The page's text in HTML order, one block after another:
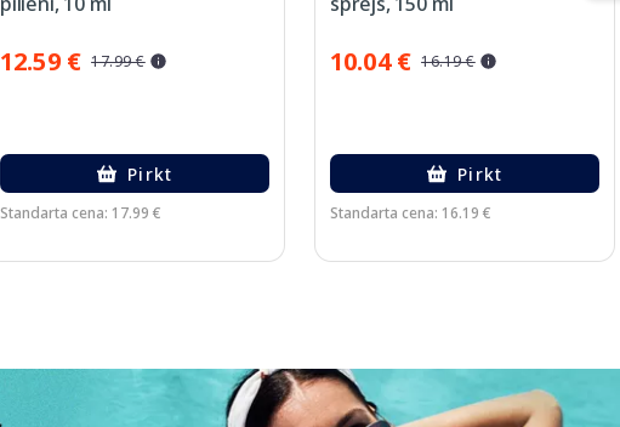
12.59 € 17.99 €
Pirkt
Standarta cena: 17.99 €
10.04 € 16.19 €
Pirkt
Standarta cena: 16.19 €